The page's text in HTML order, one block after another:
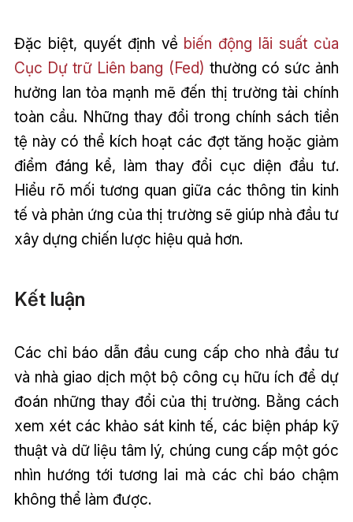
Đặc biệt, quyết định về biến động lãi suất của
Cục Dự trữ Liên bang (Fed) thường có sức ảnh
hưởng lan tỏa mạnh mẽ đến thị trường tài chính
toàn cầu. Những thay đổi trong chính sách tiền
tệ này có thể kích hoạt các đợt tăng hoặc giảm
điểm đáng kể, làm thay đổi cục diện đầu tư.
Hiểu rõ mối tương quan giữa các thông tin kinh
tế và phản ứng của thị trường sẽ giúp nhà đầu tư
xây dựng chiến lược hiệu quả hơn.
Kết luận
Các chỉ báo dẫn đầu cung cấp cho nhà đầu tư
và nhà giao dịch một bộ công cụ hữu ích để dự
đoán những thay đổi của thị trường. Bằng cách
xem xét các khảo sát kinh tế, các biện pháp kỹ
thuật và dữ liệu tâm lý, chúng cung cấp một góc
nhìn hướng tới tương lai mà các chỉ báo chậm
không thể làm được.